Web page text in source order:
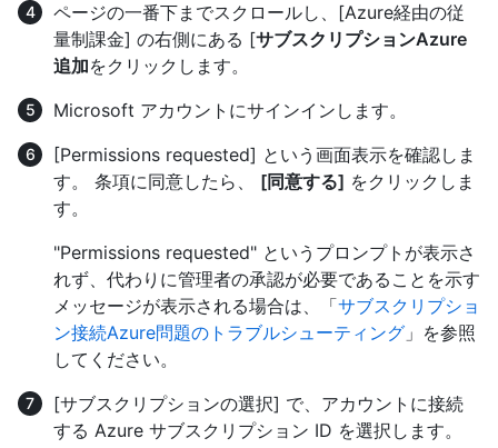
ページの一番下までスクロールし、[Azure経由の従
量制課金] の右側にある [サブスクリプションAzure
追加をクリックします。
Microsoft アカウントにサインインします。
[Permissions requested] という画面表示を確認しま
す。 条項に同意したら、 [同意する] をクリックしま
す。
"Permissions requested" というプロンプトが表示さ
れず、代わりに管理者の承認が必要であることを示す
メッセージが表示される場合は、「サブスクリプショ
ン接続Azure問題のトラブルシューティング 」を参照
してください。
[サブスクリプションの選択] で、アカウントに接続
する Azure サブスクリプション ID を選択します。